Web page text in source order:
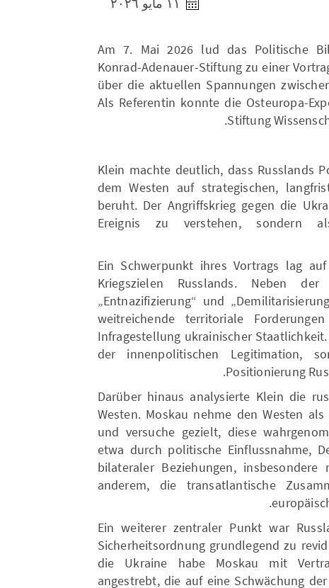
Am 7. Mai 2026 lud das Politische
Konrad-Adenauer-Stiftung zu einer
über die aktuellen Spannungen
Als Referentin konnte die Osteuropa-
Stiftung
Klein machte deutlich, dass Russlands
dem Westen auf strategischen,
beruht. Der Angriffskrieg gegen die
Ereignis zu verstehen, sondern
Ein Schwerpunkt ihres Vortrags lag
Kriegszielen Russlands. Neben der
„Entnazifizierung“ und
weitreichende territoriale
Infragestellung ukrainischer
der innenpolitischen Legitimation,
Positionierung
Darüber hinaus analysierte Klein die
Westen. Moskau nehme den Westen
und versuche gezielt, diese
etwa durch politische Einflussnahme,
bilateraler Beziehungen,
anderem, die transatlantische
Ein weiterer zentraler Punkt war
Sicherheitsordnung grundlegend zu
die Ukraine habe Moskau mit
angestrebt, die auf eine Schwächung